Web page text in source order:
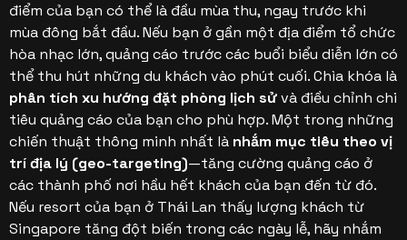
điểm của bạn có thể là đầu mùa thu, ngay trước khi
mùa đông bắt đầu. Nếu bạn ở gần một địa điểm tổ chức
hòa nhạc lớn, quảng cáo trước các buổi biểu diễn lớn có
thể thu hút những du khách vào phút cuối. Chìa khóa là
phân tích xu hướng đặt phòng lịch sửvà điều chỉnh chi
tiêu quảng cáo của bạn cho phù hợp.Một trong những
chiến thuật thông minh nhất là nhắm mục tiêu theo vị
trí địa lý (geo-targeting)—tăng cường quảng cáo ở
các thành phố nơi hầu hết khách của bạn đến từ đó.
Nếu resort của bạn ở Thái Lan thấy lượng khách từ
Singapore tăng đột biến trong các ngày lễ, hãy nhắm